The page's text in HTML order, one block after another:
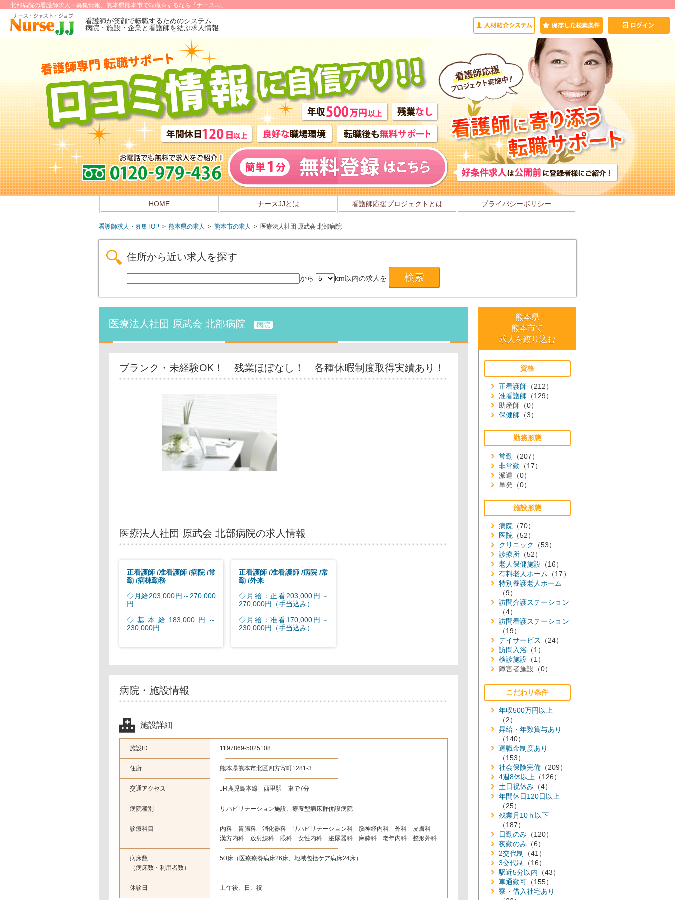
北部病院の看護師求人・募集情報、熊本県熊本市で転職をするなら「ナースJJ」
看護師が笑顔で転職するためのシステム
病院・施設・企業と看護師を結ぶ求人情報
HOME ナースJJとは 看護師応援プロジェクトとは プライバシーポリシー
看護師求人・募集TOP > 熊本県の求人 > 熊本市の求人 > 医療法人社団 原武会 北部病院
住所から近い求人を探す
から km以内の求人を
熊本県
熊本市で
求人を絞り込む
資格
正看護師 （212）
准看護師 （129）
助産師 （0）
保健師 （3）
勤務形態
常勤 （207）
非常勤 （17）
派遣 （0）
単発 （0）
施設形態
病院 （70）
医院 （52）
クリニック
（53）
診療所 （52）
老人保健施設 （16）
有料老人ホーム （17）
特別養護老人ホーム
（9）
訪問介護ステーション
（4）
訪問看護ステーション
（19）
デイサービス
（24）
訪問入浴 （1）
検診施設 （1）
障害者施設 （0）
こだわり条件
年収500万円以上
（2）
昇給・年数賞与あり
（140）
退職金制度あり
（153）
社会保険完備 （209）
4週8休以上 （126）
土日祝休み （4）
年間休日120日以上
（25）
残業月10ｈ以下
（187）
日勤のみ （120）
夜勤のみ （6）
2交代制
（41）
3交代制
（16）
駅近5分以内 （43）
車通勤可 （155）
寮・借入社宅あり
医療法人社団 原武会 北部病院 病院
ブランク・未経験OK！ 残業ほぼなし！ 各種休暇制度取得実績あり！
医療法人社団 原武会 北部病院の求人情報
正看護師 准看護師 病院 常
勤 病棟勤務
◇月給203,000円～270,000
円
◇基本給183,000円～
230,000円
正看護師 准看護師 病院 常
勤 外来
◇月給：正看203,000円～
270,000円（手当込み）
◇月給：准看170,000円～
230,000円（手当込み）
病院・施設情報
施設詳細
施設ID 1197869-5025108
住所 熊本県熊本市北区四方寄町1281-3
交通アクセス JR鹿児島本線 西里駅 車で7分
病院種別 リハビリテーション施設、療養型病床群併設病院
診療科目
内科 胃腸科 消化器科 リハビリテーション科 脳神経内科 外科 皮膚科
漢方内科 放射線科 眼科 女性内科 泌尿器科 麻酔科 老年内科 整形外科
病床数
（病床数・利用者数）
50床（医療療養病床26床、地域包括ケア病床24床）
休診日 土午後、日、祝